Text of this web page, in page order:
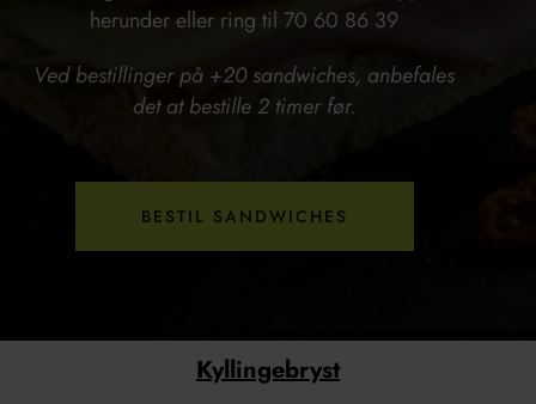
herunder eller ring til 70 60 86 39
Ved bestillinger på +20 sandwiches, anbefales
det at bestille 2 timer før.
BESTIL SANDWICHES
Kyllingebryst